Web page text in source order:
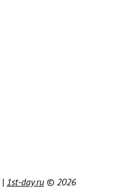
| 1st-day.ru © 2026